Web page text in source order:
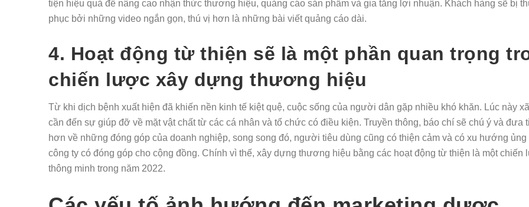
tiện hiệu quả để nâng cao nhận thức thương hiệu, quảng cáo sản phẩm và gia tăng lợi nhuận. Khách hàng sẽ bị
phục bởi những video ngắn gọn, thú vị hơn là những bài viết quảng cáo dài.
4. Hoạt động từ thiện sẽ là một phần quan trọng
chiến lược xây dựng thương hiệu
Từ khi dịch bệnh xuất hiện đã khiến nền kinh tế kiệt quệ, cuộc sống của người dân gặp nhiều khó khăn. Lúc này
cần đến sự giúp đỡ về mặt vật chất từ các cá nhân và tổ chức có điều kiện. Truyền thông, báo chí sẽ chú ý và đưa
hơn về những đóng góp của doanh nghiệp, song song đó, người tiêu dùng cũng có thiện cảm và có xu hướng ủng
công ty có đóng góp cho cộng đồng. Chính vì thế, xây dựng thương hiệu bằng các hoạt động từ thiện là một chiến
thông minh trong năm 2022.